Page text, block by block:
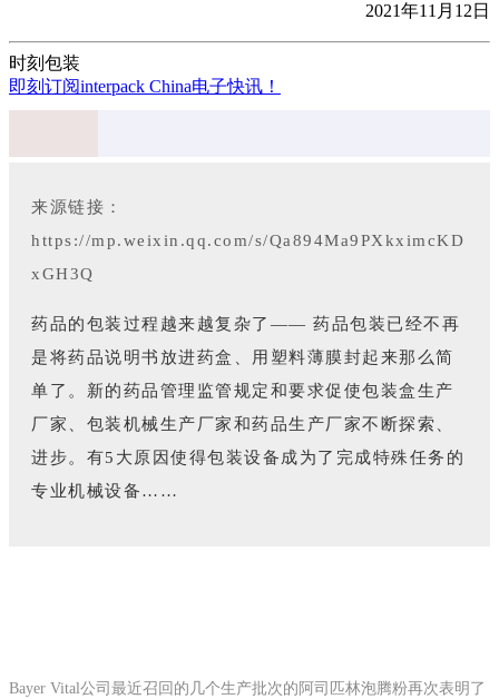
2021年11月12日
时刻包装
即刻订阅interpack China电子快讯！
来源链接：
https://mp.weixin.qq.com/s/Qa894Ma9PXkximcKD
xGH3Q
药品的包装过程越来越复杂了—— 药品包装已经不再
是将药品说明书放进药盒、用塑料薄膜封起来那么简
单了。新的药品管理监管规定和要求促使包装盒生产
厂家、包装机械生产厂家和药品生产厂家不断探索、
进步。有5大原因使得包装设备成为了完成特殊任务的
专业机械设备……
Bayer Vital公司最近召回的几个生产批次的阿司匹林泡腾粉再次表明了